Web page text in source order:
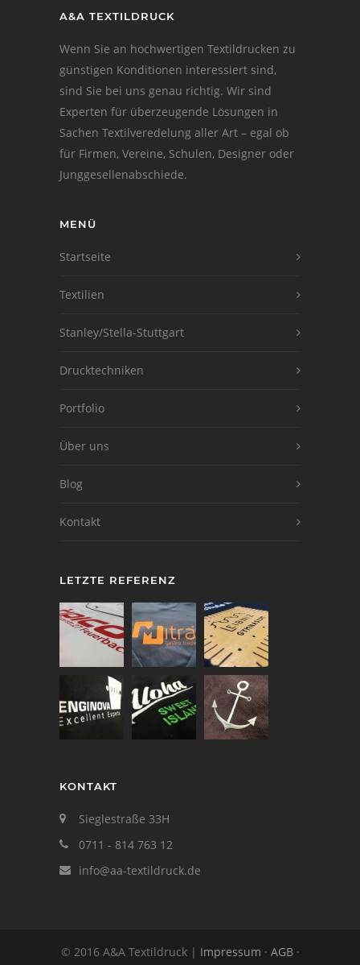
A&A TEXTILDRUCK
Wenn Sie an hochwertigen Textildrucken zu
günstigen Konditionen interessiert sind,
sind Sie bei uns genau richtig. Wir sind
Experten für überzeugende Lösungen in
Sachen Textilveredelung aller Art – egal ob
für Firmen, Vereine, Schulen, Designer oder
Junggesellenabschiede.
MENÜ
Startseite
Textilien
Stanley/Stella-Stuttgart
Drucktechniken
Portfolio
Über uns
Blog
Kontakt
LETZTE REFERENZ
KONTAKT
Sieglestraße 33H
0711 - 814 763 12
info@aa-textildruck.de
© 2016 A&A Textildruck | Impressum · AGB·